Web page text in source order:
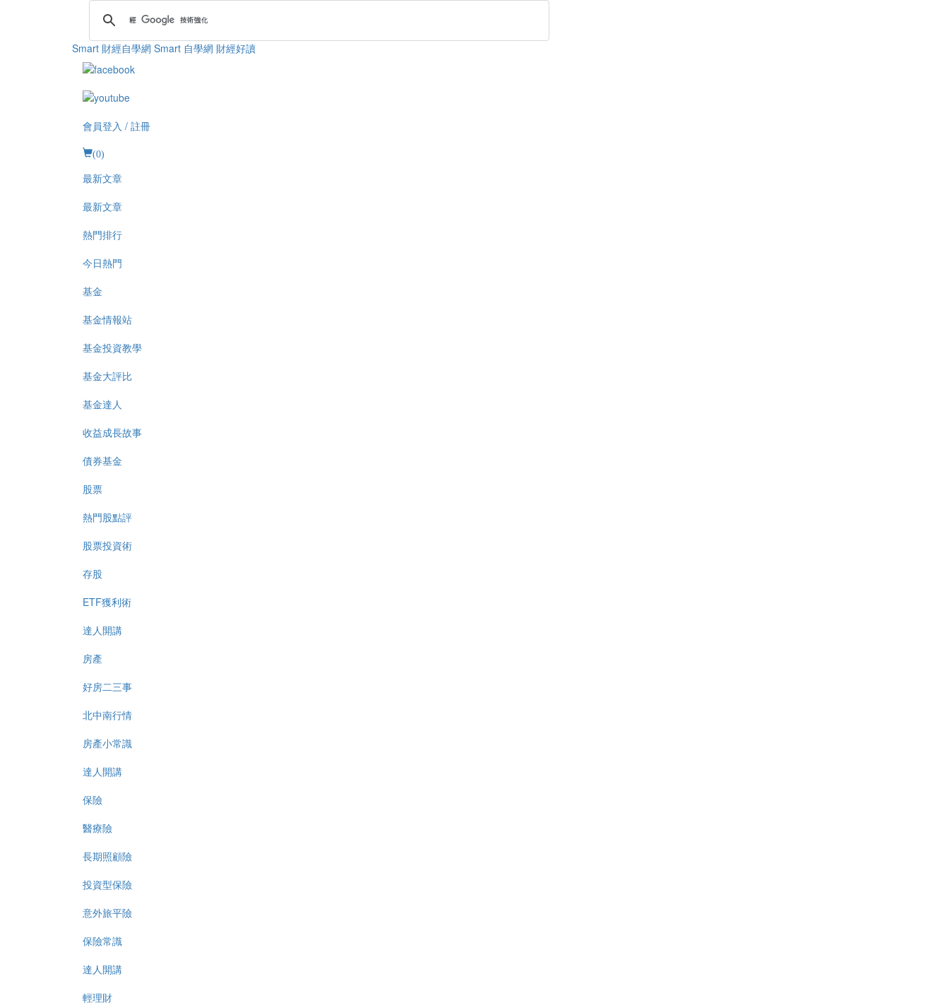
Smart 財經自學網 Smart 自學網 財經好讀
會員登入 / 註冊
(0)
最新文章
最新文章
熱門排行
今日熱門
基金
基金情報站
基金投資教學
基金大評比
基金達人
收益成長故事
債券基金
股票
熱門股點評
股票投資術
存股
ETF獲利術
達人開講
房產
好房二三事
北中南行情
房產小常識
達人開講
保險
醫療險
長期照顧險
投資型保險
意外旅平險
保險常識
達人開講
輕理財